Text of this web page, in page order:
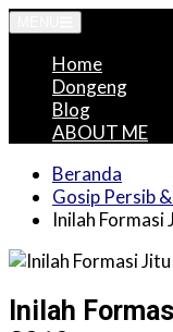
Langsung
kontenHome
Dongeng
Blog
ABOUT ME
Beranda
Gosip Persib
Inilah
Inilah